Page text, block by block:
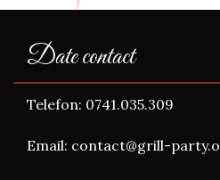
Date contact
Telefon: 0741.035.309
Email: contact@grill-party.o